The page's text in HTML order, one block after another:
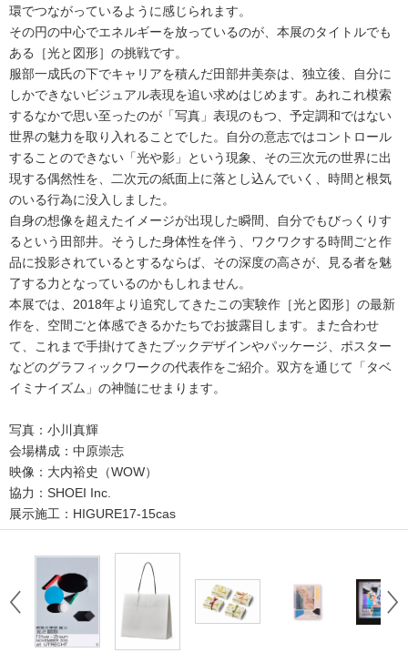
環でつながっているように感じられます。
その円の中心でエネルギーを放っているのが、本展のタイトルでも
ある［光と図形］の挑戦です。
服部一成氏の下でキャリアを積んだ田部井美奈は、独立後、自分に
しかできないビジュアル表現を追い求めはじめます。あれこれ模索
するなかで思い至ったのが「写真」表現のもつ、予定調和ではない
世界の魅力を取り入れることでした。自分の意志ではコントロール
することのできない「光や影」という現象、その三次元の世界に出
現する偶然性を、二次元の紙面上に落とし込んでいく、時間と根気
のいる行為に没入しました。
自身の想像を超えたイメージが出現した瞬間、自分でもびっくりす
るという田部井。そうした身体性を伴う、ワクワクする時間ごと作
品に投影されているとするならば、その深度の高さが、見る者を魅
了する力となっているのかもしれません。
本展では、2018年より追究してきたこの実験作［光と図形］の最新
作を、空間ごと体感できるかたちでお披露目します。また合わせ
て、これまで手掛けてきたブックデザインやパッケージ、ポスター
などのグラフィックワークの代表作をご紹介。双方を通じて「タベ
イミナイズム」の神髄にせまります。
写真：小川真輝
会場構成：中原崇志
映像：大内裕史（WOW）
協力：SHOEI Inc.
展示施工：HIGURE17-15cas